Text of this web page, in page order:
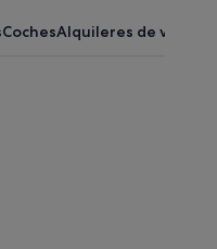
CochesAlquileres de